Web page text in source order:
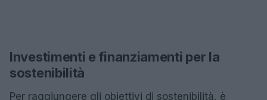
Investimenti e finanziamenti per la
sostenibilità
Per raggiungere gli obiettivi di sostenibilità, è